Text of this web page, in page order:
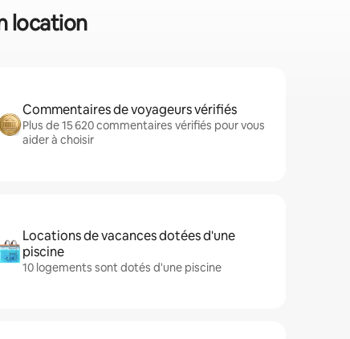
location
Commentaires de voyageurs vérifiés
Plus de 15 620 commentaires vérifiés pour vous
aider à choisir
Locations de vacances dotées d'une
piscine
10 logements sont dotés d'une piscine